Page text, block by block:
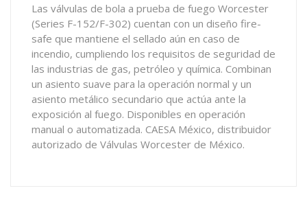
Las válvulas de bola a prueba de fuego Worcester
(Series F-152/F-302) cuentan con un diseño fire-
safe que mantiene el sellado aún en caso de
incendio, cumpliendo los requisitos de seguridad de
las industrias de gas, petróleo y química. Combinan
un asiento suave para la operación normal y un
asiento metálico secundario que actúa ante la
exposición al fuego. Disponibles en operación
manual o automatizada. CAESA México, distribuidor
autorizado de Válvulas Worcester de México.